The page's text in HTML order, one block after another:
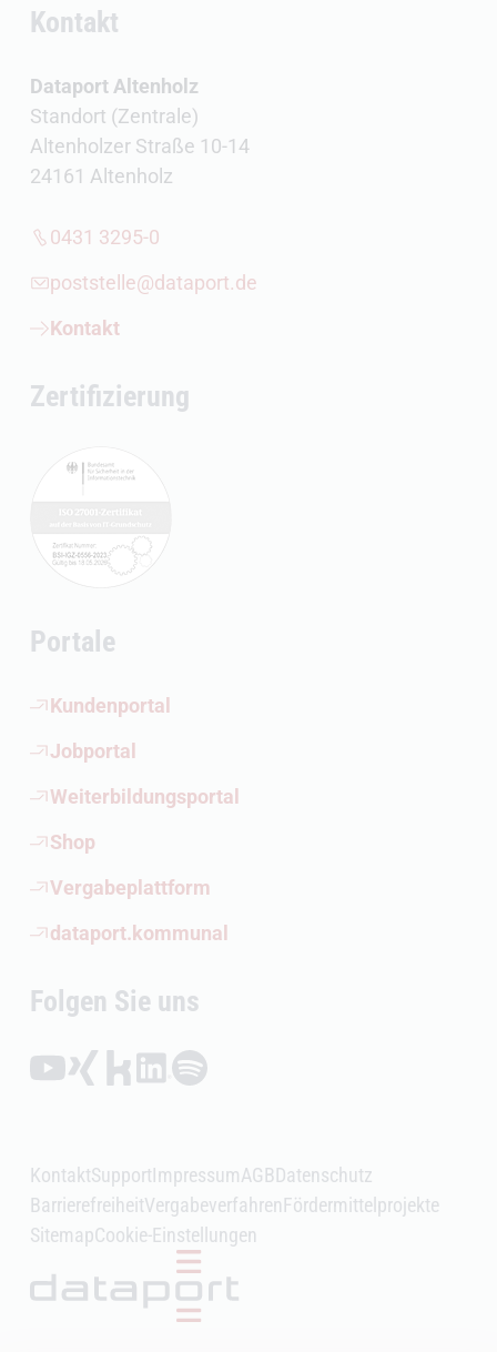
Kontakt
Dataport Altenholz
Standort (Zentrale)
Altenholzer Straße 10-14
24161 Altenholz
0431 3295-0
poststelle@dataport.de
Kontakt
Zertifizierung
Portale
Kundenportal
(Öffnet externen Link)
Jobportal
(Öffnet externen Link)
Weiterbildungsportal
(Öffnet externen Link)
Shop
(Öffnet externen Link)
Vergabeplattform
(Öffnet externen Link)
dataport.kommunal
(Öffnet externen Link)
Folgen Sie uns
Folgen auf YouTube (Öffnet externen Link)
Folgen auf Xing (Öffnet externen Link)
Folgen auf Kununu (Öffnet externen Link)
Folgen auf LinkedIn (Öffnet externen Link)
Folgen auf Spotify (Öffnet externen Link)
KontaktSupportImpressumAGBDatenschutz
BarrierefreiheitVergabeverfahrenFördermittelprojekte
SitemapCookie-Einstellungen